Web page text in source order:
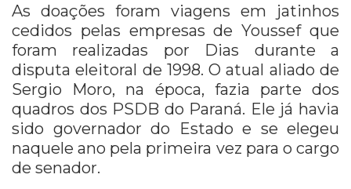
As doações foram viagens em jatinhos
cedidos pelas empresas de Youssef que
foram realizadas por Dias durante a
disputa eleitoral de 1998. O atual aliado de
Sergio Moro, na época, fazia parte dos
quadros dos PSDB do Paraná. Ele já havia
sido governador do Estado e se elegeu
naquele ano pela primeira vez para o cargo
de senador.